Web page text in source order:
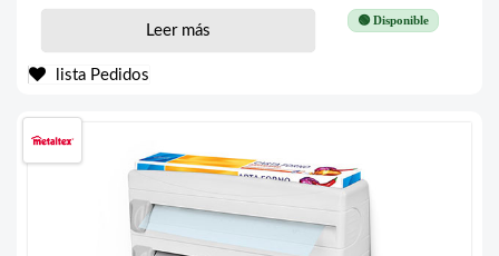
🟢 Disponible
Leer más
lista Pedidos